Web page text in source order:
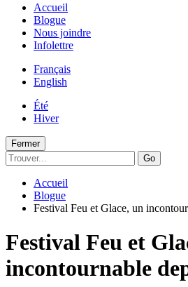
Accueil
Blogue
Nous joindre
Infolettre
Français
English
Été
Hiver
Fermer
Go
Accueil
Blogue
Festival Feu et Glace, un
Festival Feu et
incontournable